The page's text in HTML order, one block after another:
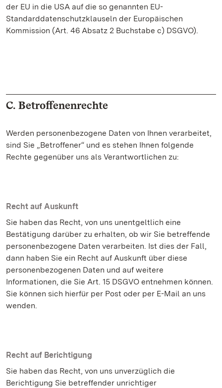
der EU in die USA auf die so genannten EU-
Standarddatenschutzklauseln der Europäischen
Kommission (Art. 46 Absatz 2 Buchstabe c) DSGVO).
C. Betroffenenrechte
Werden personenbezogene Daten von Ihnen verarbeitet,
sind Sie „Betroffener“ und es stehen Ihnen folgende
Rechte gegenüber uns als Verantwortlichen zu:
Recht auf Auskunft
Sie haben das Recht, von uns unentgeltlich eine
Bestätigung darüber zu erhalten, ob wir Sie betreffende
personenbezogene Daten verarbeiten. Ist dies der Fall,
dann haben Sie ein Recht auf Auskunft über diese
personenbezogenen Daten und auf weitere
Informationen, die Sie Art. 15 DSGVO entnehmen können.
Sie können sich hierfür per Post oder per E-Mail an uns
wenden.
Recht auf Berichtigung
Sie haben das Recht, von uns unverzüglich die
Berichtigung Sie betreffender unrichtiger